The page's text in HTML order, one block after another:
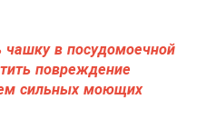
в посудомоечной
повреждение
сильных моющих